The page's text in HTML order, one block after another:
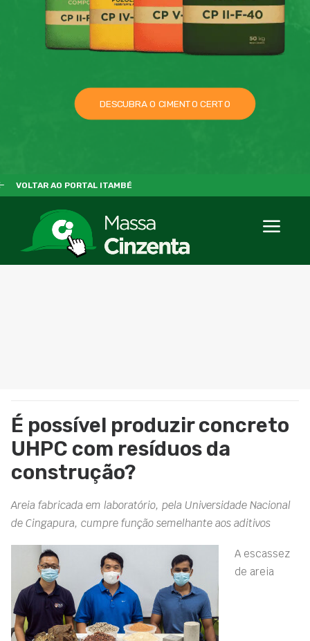
DESCUBRA O CIMENTO CERTO
VOLTAR AO PORTAL ITAMBÉ
É possível produzir concreto
UHPC com resíduos da
construção?
Areia fabricada em laboratório, pela Universidade Nacional
de Cingapura, cumpre função semelhante aos aditivos
A escassez
de areia